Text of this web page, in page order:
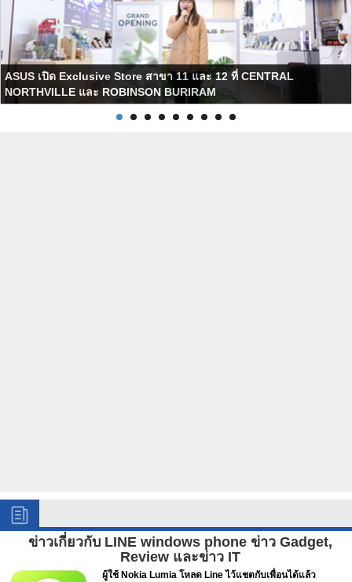
ASUS เปิด Exclusive Store สาขา 11 และ 12 ที่ CENTRAL
NORTHVILLE และ ROBINSON BURIRAM
ข่าวเกี่ยวกับ LINE windows phone ข่าว Gadget,
Review และข่าว IT
ผู้ใช้ Nokia Lumia โหลด Line ไว้แชตกับเพื่อนได้แล้ว